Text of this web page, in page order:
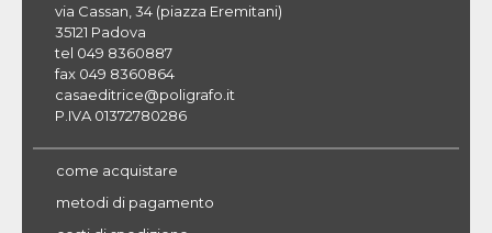
via Cassan, 34 (piazza Eremitani)
35121 Padova
tel 049 8360887
fax 049 8360864
casaeditrice@poligrafo.it
P.IVA 01372780286
come acquistare
metodi di pagamento